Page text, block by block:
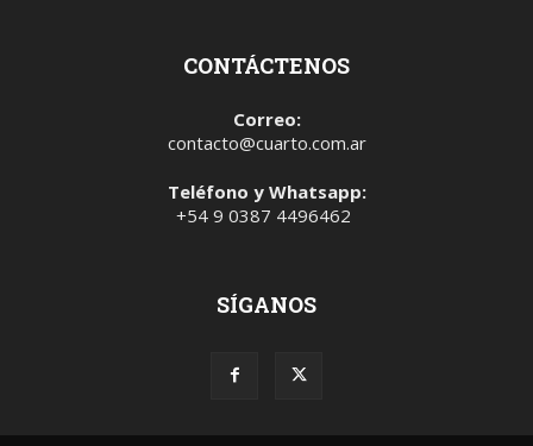
CONTÁCTENOS
Correo:
contacto@cuarto.com.ar
Teléfono y Whatsapp:
+54 9 0387 4496462
SÍGANOS